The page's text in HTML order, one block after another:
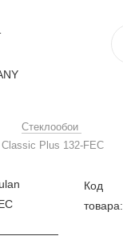
Стеклообои
Plus 132-FEC
Код
товара: